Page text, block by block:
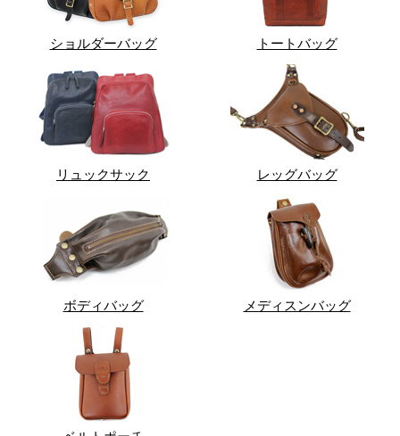
ショルダーバッグ トートバッグ
リュックサック レッグバッグ
ボディバッグ メディスンバッグ